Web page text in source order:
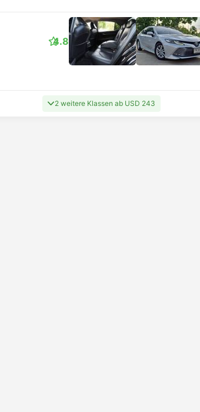
4.8
2 weitere Klassen ab USD 243